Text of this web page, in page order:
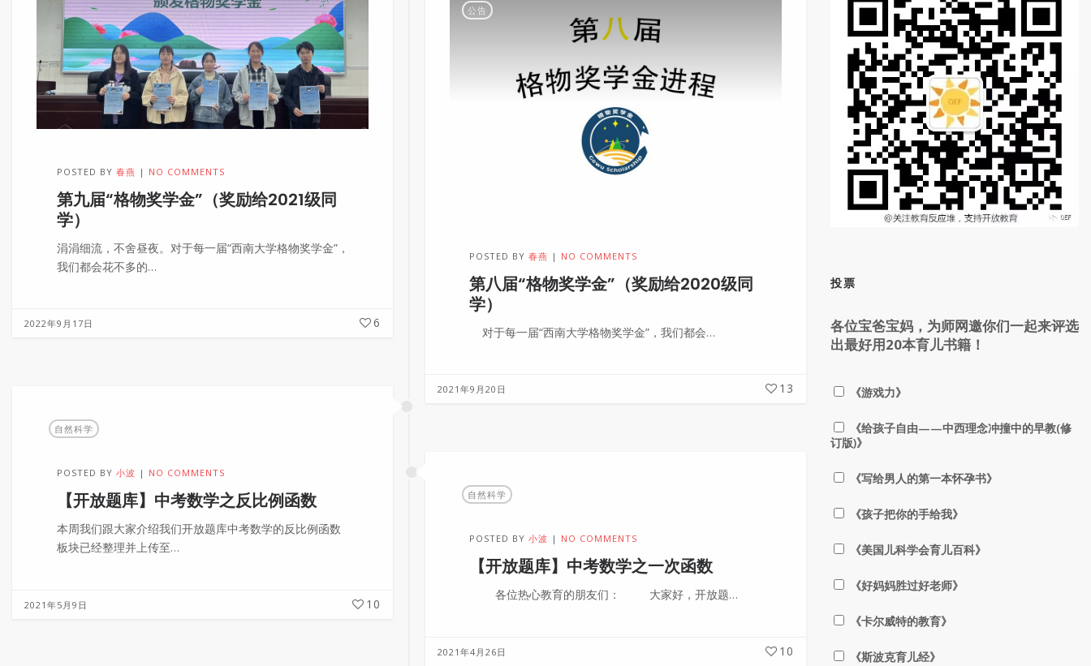
POSTED BY 春燕 NO COMMENTS
第九届“格物奖学金”（奖励给2021级同
学）
涓涓细流，不舍昼夜。对于每一届“西南大学格物奖学金”，
我们都会花不多的…
2022年9月17日 6
公告
POSTED BY春燕 NO COMMENTS
第八届“格物奖学金”（奖励给2020级同
学）
对于每一届“西南大学格物奖学金”，我们都会…
2021年9月20日 13
自然科学
POSTED BY 小波 NO COMMENTS
【开放题库】中考数学之反比例函数
本周我们跟大家介绍我们开放题库中考数学的反比例函数
板块已经整理并上传至…
2021年5月9日 10
自然科学
POSTED BY小波 NO COMMENTS
【开放题库】中考数学之一次函数
各位热心教育的朋友们： 大家好，开放题…
2021年4月26日 10
投票
各位宝爸宝妈，为师网邀你们一起来评选
出最好用20本育儿书籍！
《游戏力》
《给孩子自由——中西理念冲撞中的早教(修
订版)》
《写给男人的第一本怀孕书》
《孩子把你的手给我》
《美国儿科学会育儿百科》
《好妈妈胜过好老师》
《卡尔威特的教育》
《斯波克育儿经》